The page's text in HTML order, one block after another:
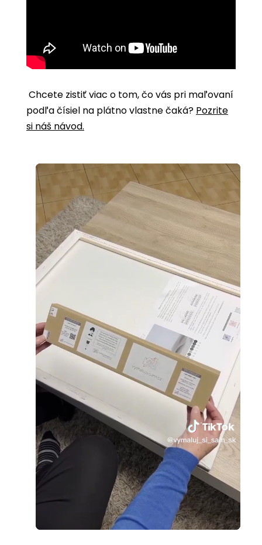
Chcete zistiť viac o tom, čo vás pri maľovaní
podľa čísiel na plátno vlastne čaká? Pozrite
si náš návod.
Loaded:
70.32%